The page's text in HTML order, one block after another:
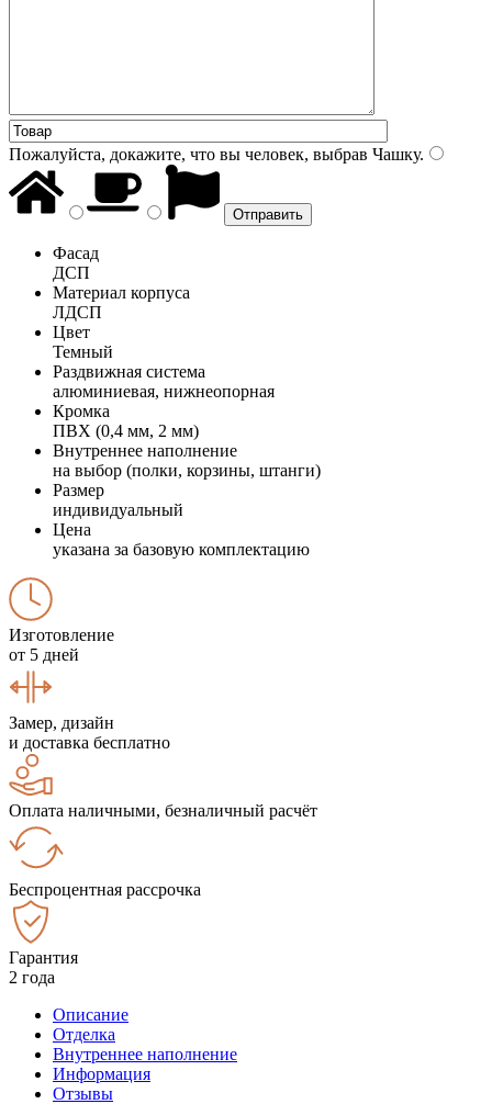
Пожалуйста, докажите, что вы человек, выбрав Чашку.
Фасад
ДСП
Материал корпуса
ЛДСП
Цвет
Темный
Раздвижная система
алюминиевая, нижнеопорная
Кромка
ПВХ (0,4 мм, 2 мм)
Внутреннее наполнение
на выбор (полки, корзины, штанги)
Размер
индивидуальный
Цена
указана за базовую комплектацию
Изготовление
от 5 дней
Замер, дизайн
и доставка бесплатно
Оплата наличными, безналичный расчёт
Беспроцентная рассрочка
Гарантия
2 года
Описание
Отделка
Внутреннее наполнение
Информация
Отзывы